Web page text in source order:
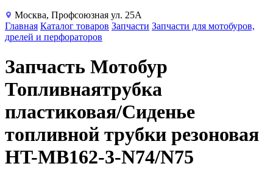
Москва, Профсоюзная ул. 25А
Главная Каталог товаров Запчасти Запчасти для мотобуров,
дрелей и перфораторов
Запчасть Мотобур
Топливнаятрубка
пластиковая/Сиденье
топливной трубки резоновая
HT-MB162-3-N74/N75